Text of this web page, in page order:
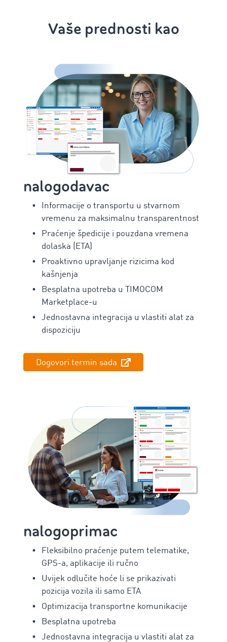
Vaše prednosti kao
nalogodavac
Informacije o transportu u stvarnom
vremenu za maksimalnu transparentnost
Praćenje špedicije i pouzdana vremena
dolaska (ETA)
Proaktivno upravljanje rizicima kod
kašnjenja
Besplatna upotreba u TIMOCOM
Marketplace-u
Jednostavna integracija u vlastiti alat za
dispoziciju
Dogovori termin sada
nalogoprimac
Fleksibilno praćenje putem telematike,
GPS-a, aplikacije ili ručno
Uvijek odlučite hoće li se prikazivati
pozicija vozila ili samo ETA
Optimizacija transportne komunikacije
Besplatna upotreba
Jednostavna integracija u vlastiti alat za